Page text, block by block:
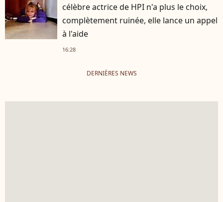
célèbre actrice de HPI n'a plus le choix,
complètement ruinée, elle lance un appel
à l'aide
16:28
DERNIÈRES NEWS